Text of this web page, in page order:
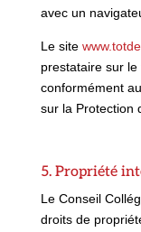
avec un
Le site
prestataire sur le
conformément
sur la Protection
5. Propriété
Le Conseil
droits de